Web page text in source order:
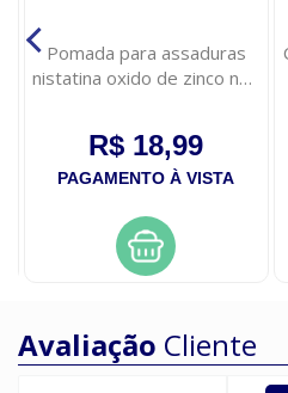
Pomada para assaduras
nistatina oxido de zinco neo
R$ 18,99
PAGAMENTO À VISTA
Avaliação Cliente